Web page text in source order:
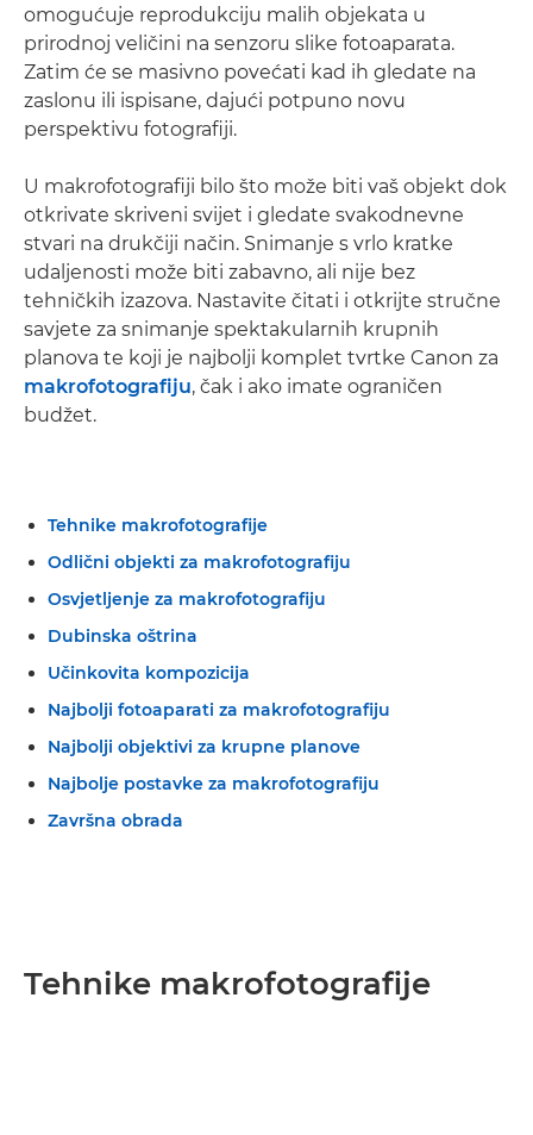
omogućuje reprodukciju malih objekata u
prirodnoj veličini na senzoru slike fotoaparata.
Zatim će se masivno povećati kad ih gledate na
zaslonu ili ispisane, dajući potpuno novu
perspektivu fotografiji.
U makrofotografiji bilo što može biti vaš objekt dok
otkrivate skriveni svijet i gledate svakodnevne
stvari na drukčiji način. Snimanje s vrlo kratke
udaljenosti može biti zabavno, ali nije bez
tehničkih izazova. Nastavite čitati i otkrijte stručne
savjete za snimanje spektakularnih krupnih
planova te koji je najbolji komplet tvrtke Canon za
makrofotografiju, čak i ako imate ograničen
budžet.
Tehnike makrofotografije
Odlični objekti za makrofotografiju
Osvjetljenje za makrofotografiju
Dubinska oštrina
Učinkovita kompozicija
Najbolji fotoaparati za makrofotografiju
Najbolji objektivi za krupne planove
Najbolje postavke za makrofotografiju
Završna obrada
Tehnike makrofotografije